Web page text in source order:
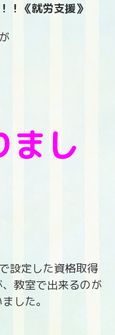
！《就労支援》
まし
設定した資格取得
教室で出来るのが
した。